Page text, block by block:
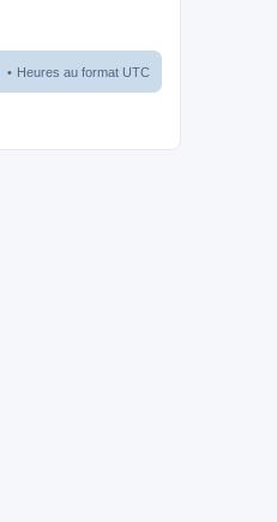
Heures au format UTC